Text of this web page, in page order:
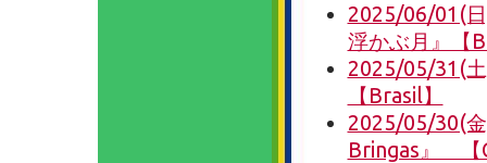
2025/06/01(
浮かぶ月』【
2025/05/31(
【Brasil】
2025/05/30(
Bringas』 【